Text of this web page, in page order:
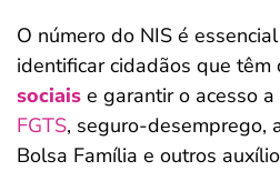
O número do NIS é
identificar cidadãos que têm
sociais e garantir o acesso
FGTS, seguro-desemprego,
Bolsa Família e outros